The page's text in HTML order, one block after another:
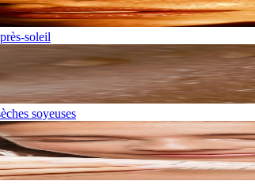
soleil
soyeuses